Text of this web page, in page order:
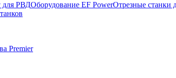
для РВДОборудование EF PowerОтрезные станки
Premier